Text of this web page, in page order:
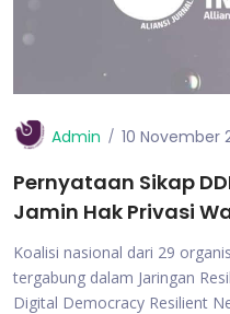
Admin 10 November
Pernyataan Sikap
Jamin Hak Privasi
Koalisi nasional dari 29
tergabung dalam Jaringan
Digital Democracy Resilient